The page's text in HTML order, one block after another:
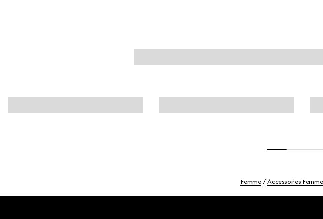
Femme Accessoires Femme